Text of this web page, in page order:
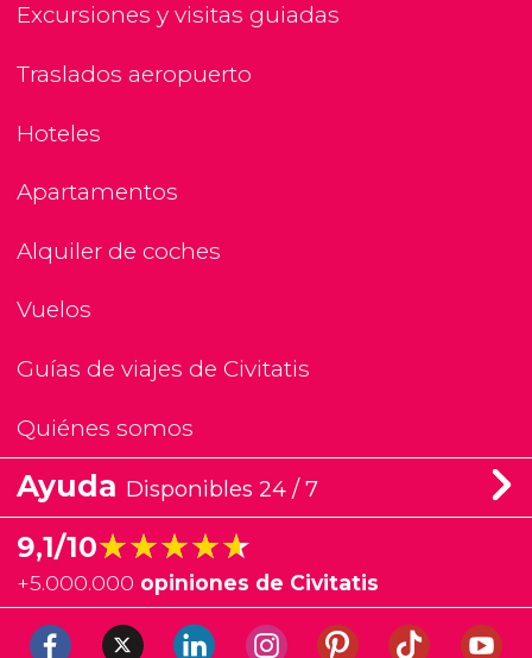
Excursiones y visitas guiadas
Traslados aeropuerto
Hoteles
Apartamentos
Alquiler de coches
Vuelos
Guías de viajes de Civitatis
Quiénes somos
Ayuda Disponibles 24 / 7
9,1/10★★★★★
★★★★★
+5.000.000 opiniones de Civitatis